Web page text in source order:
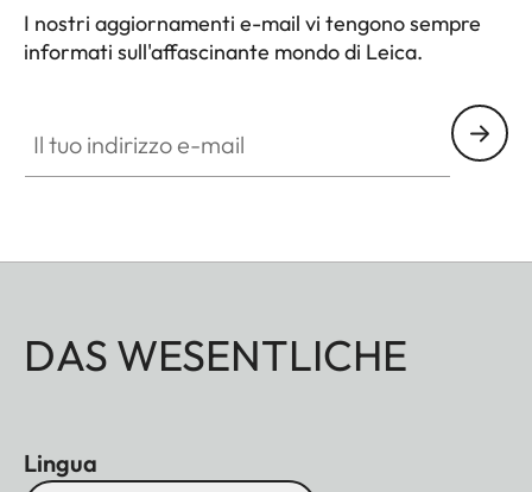
I nostri aggiornamenti e-mail vi tengono sempre
informati sull'affascinante mondo di Leica.
DAS WESENTLICHE
Lingua